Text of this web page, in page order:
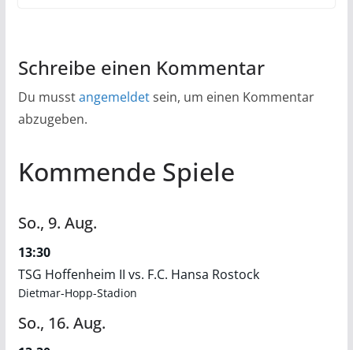
Schreibe einen Kommentar
Du musstangemeldetsein, um einen Kommentar
abzugeben.
Kommende Spiele
So., 9. Aug.
13:30
TSG Hoffenheim II vs. F.C. Hansa Rostock
Dietmar-Hopp-Stadion
So., 16. Aug.